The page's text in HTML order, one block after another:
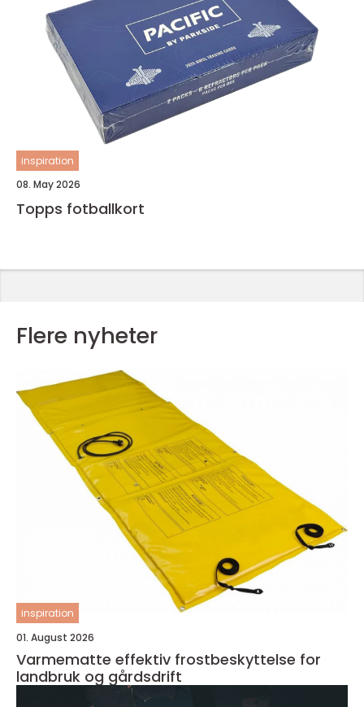
inspiration
08. May 2026
Topps fotballkort
Flere nyheter
inspiration
01. August 2026
Varmematte effektiv frostbeskyttelse for
landbruk og gårdsdrift